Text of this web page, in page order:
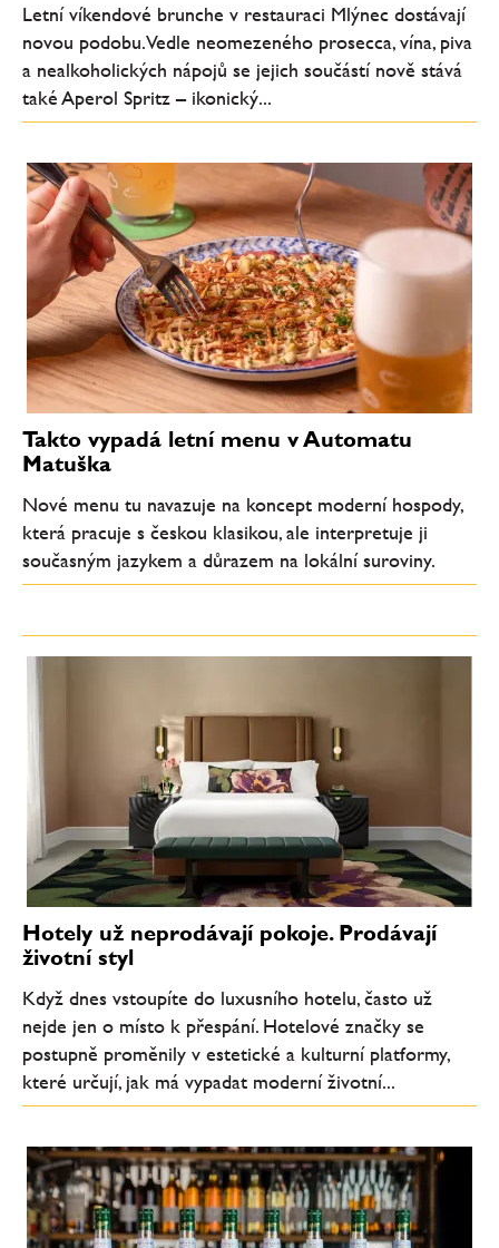
Letní víkendové brunche v restauraci Mlýnec dostávají
novou podobu. Vedle neomezeného prosecca, vína, piva
a nealkoholických nápojů se jejich součástí nově stává
také Aperol Spritz – ikonický...
Takto vypadá letní menu v Automatu
Matuška
Nové menu tu navazuje na koncept moderní hospody,
která pracuje s českou klasikou, ale interpretuje ji
současným jazykem a důrazem na lokální suroviny.
Hotely už neprodávají pokoje. Prodávají
životní styl
Když dnes vstoupíte do luxusního hotelu, často už
nejde jen o místo k přespání. Hotelové značky se
postupně proměnily v estetické a kulturní platformy,
které určují, jak má vypadat moderní životní...